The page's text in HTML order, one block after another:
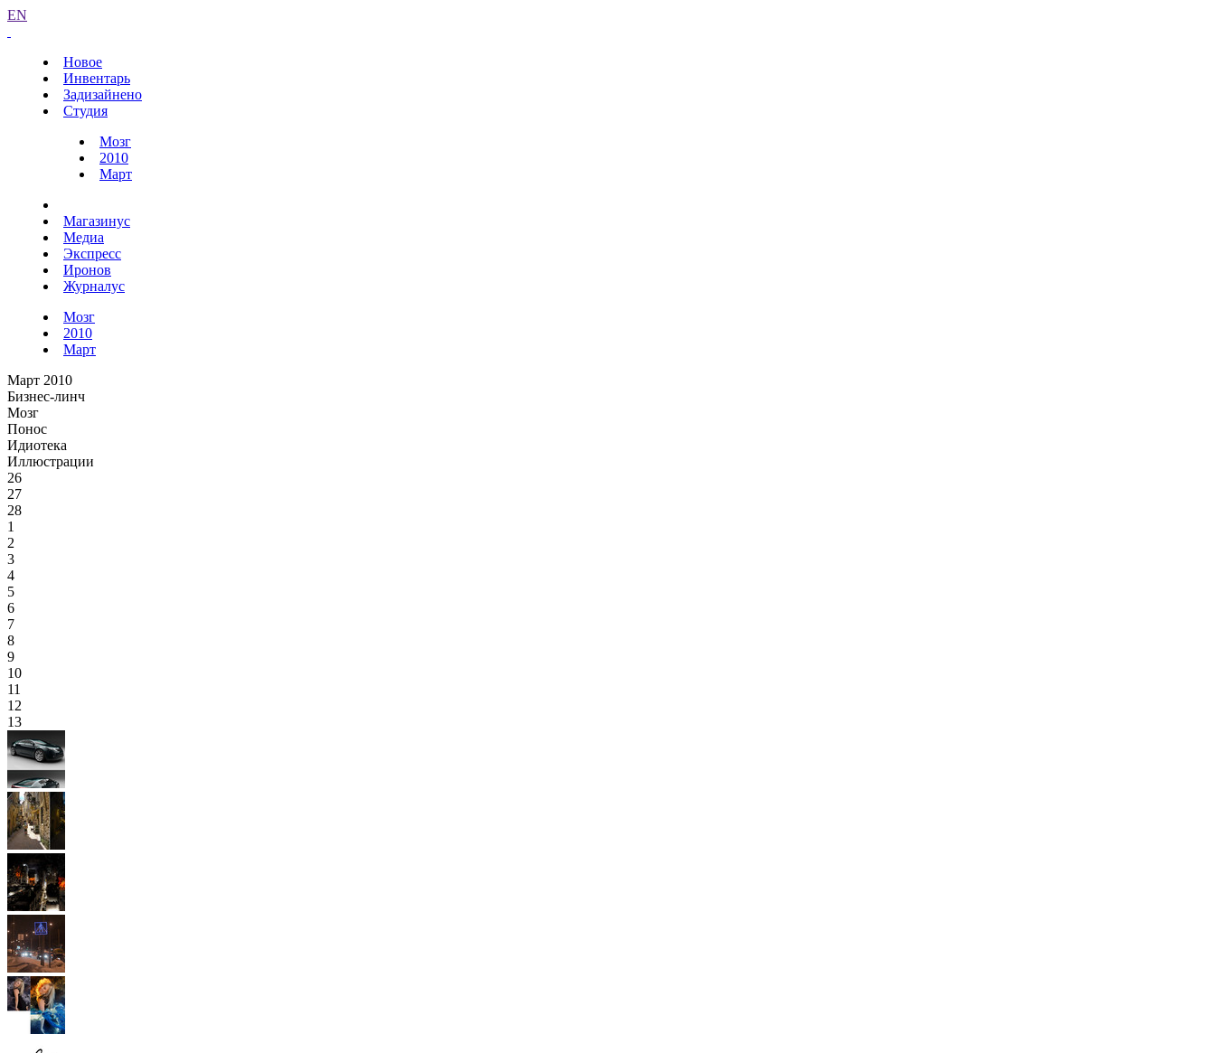
EN
Новое
Инвентарь
Задизайнено
Студия
Мозг
2010
Март
Магазинус
Медиа
Экспресс
Иронов
Журналус
Мозг
2010
Март
Март 2010
Бизнес-линч
Мозг
Понос
Идиотека
Иллюстрации
26
27
28
1
2
3
4
5
6
7
8
9
10
11
12
13